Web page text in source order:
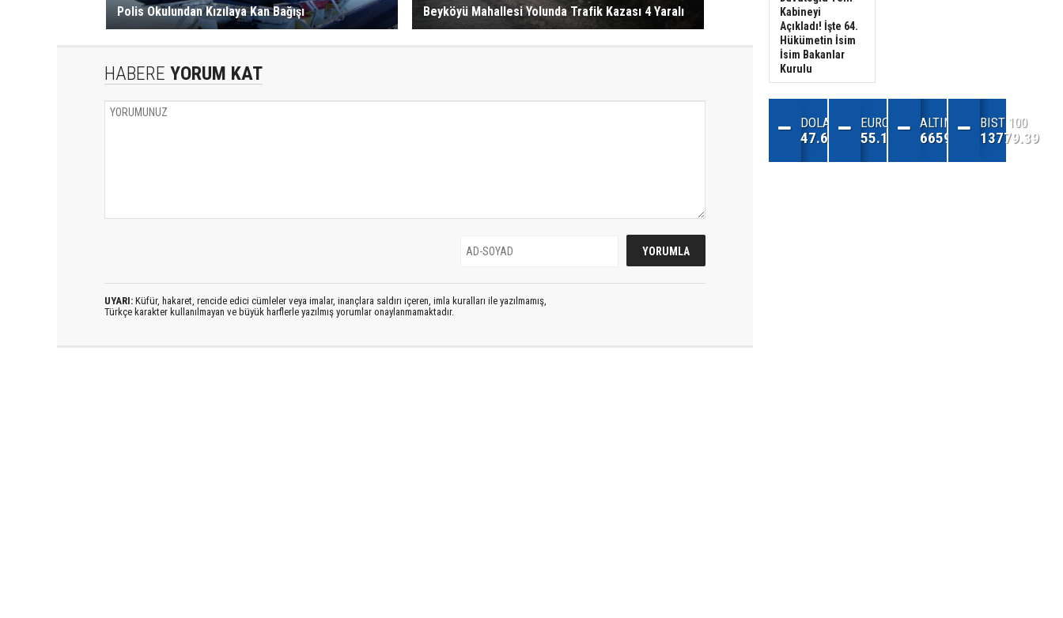
Polis Okulundan Kızılaya Kan Bağışı Beyköyü Mahallesi Yolunda Trafik Kazası 4 Yaralı
HABERE YORUM KAT
UYARI: Küfür, hakaret, rencide edici cümleler veya imalar, inançlara saldırı içeren, imla kuralları ile yazılmamış,
Türkçe karakter kullanılmayan ve büyük harflerle yazılmış yorumlar onaylanmamaktadır.
Kabineyi
Açıkladı! İşte 64.
Hükümetin İsim
İsim Bakanlar
Kurulu
DOLAR
47.68
EURO
55.13
ALTIN
6659.71
BIST 100
13779.39